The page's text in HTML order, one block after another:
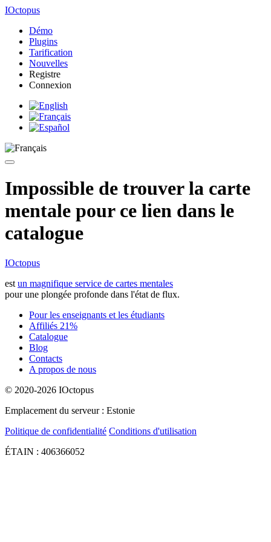
IOctopus
Démo
Plugins
Tarification
Nouvelles
Registre
Connexion
Impossible de trouver la carte
mentale pour ce lien dans le
catalogue
IOctopus
est un magnifique service de cartes mentales
pour une plongée profonde dans l'état de flux.
Pour les enseignants et les étudiants
Affiliés 21%
Catalogue
Blog
Contacts
A propos de nous
© 2020-2026 IOctopus
Emplacement du serveur : Estonie
Politique de confidentialité Conditions d'utilisation
ÉTAIN : 406366052